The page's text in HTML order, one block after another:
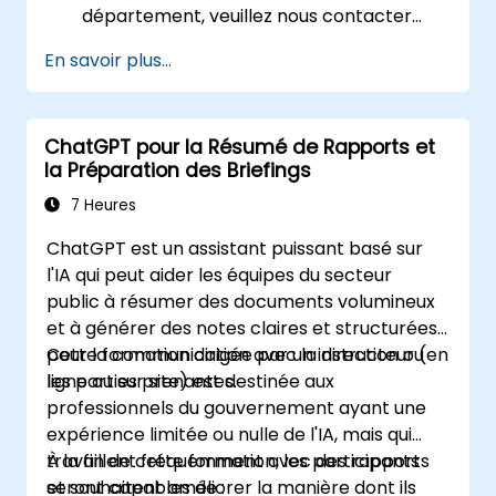
département, veuillez nous contacter
En savoir plus...
ChatGPT pour la Résumé de Rapports et
la Préparation des Briefings
7 Heures
ChatGPT est un assistant puissant basé sur
l'IA qui peut aider les équipes du secteur
public à résumer des documents volumineux
et à générer des notes claires et structurées
pour la communication avec la direction ou
les parties prenantes.
Cette formation dirigée par un instructeur (en
ligne ou sur site) est destinée aux
professionnels du gouvernement ayant une
expérience limitée ou nulle de l'IA, mais qui
travaillent fréquemment avec des rapports
et souhaitent améliorer la manière dont ils
À la fin de cette formation, les participants
seront capables de :